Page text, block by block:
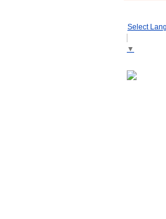
Select
▼